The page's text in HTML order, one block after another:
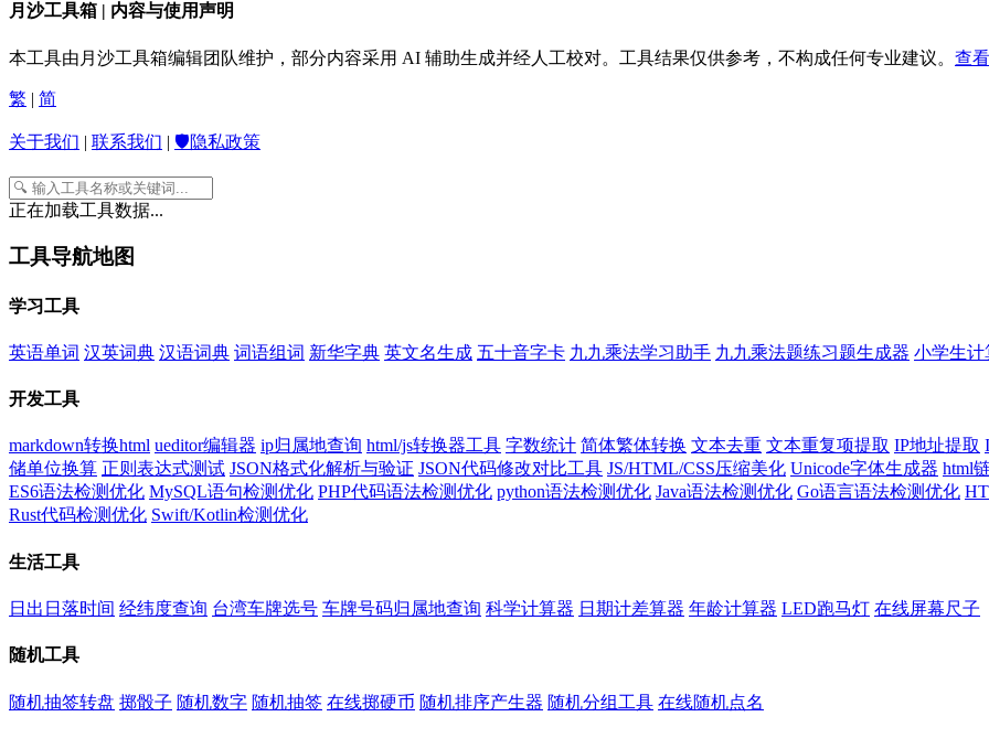
月沙工具箱 | 内容与使用声明
本工具由月沙工具箱编辑团队维护，部分内容采用 AI 辅助生成并经人工校对。工具结果仅供参考，不构成任何专业建议。 查
繁 | 简
关于我们 | 联系我们 | 🛡️隐私政策
正在加载工具数据...
工具导航地图
学习工具
英语单词 汉英词典 汉语词典 词语组词 新华字典 英文名生成 五十音字卡 九九乘法学习助手 九九乘法题练习题生成器 小学生计
开发工具
markdown转换html ueditor编辑器 ip归属地查询 html/js转换器工具 字数统计 简体繁体转换 文本去重 文本重复项提取 IP地址提取
储单位换算 正则表达式测试 JSON格式化解析与验证 JSON代码修改对比工具 JS/HTML/CSS压缩美化 Unicode字体生成器 html
ES6语法检测优化 MySQL语句检测优化 PHP代码语法检测优化 python语法检测优化 Java语法检测优化 Go语言语法检测优化
Rust代码检测优化 Swift/Kotlin检测优化
生活工具
日出日落时间 经纬度查询 台湾车牌选号 车牌号码归属地查询 科学计算器 日期计差算器 年龄计算器 LED跑马灯 在线屏幕尺子
随机工具
随机抽签转盘 掷骰子 随机数字 随机抽签 在线掷硬币 随机排序产生器 随机分组工具 在线随机点名